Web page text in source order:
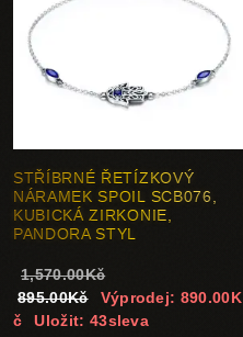
STŘÍBRNÉ ŘETÍZKOVÝ
NÁRAMEK SPOIL SCB076,
KUBICKÁ ZIRKONIE,
PANDORA STYL
1,570.00Kč
895.00Kč
Výprodej: 890.00K
č
Uložit: 43sleva